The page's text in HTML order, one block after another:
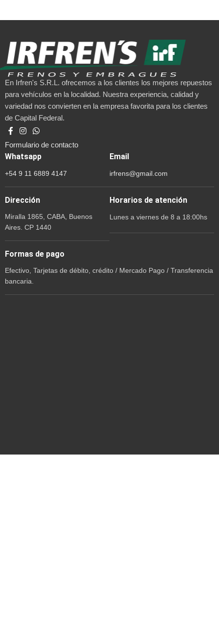
En Irfren's S.R.L. ofrecemos a los clientes los mejores repuestos
para vehículos en la localidad. Nuestra experiencia, calidad y
variedad nos convierten en la empresa favorita para los clientes
de Capital Federal.
Formulario de contacto
Whatsapp
+54 9 11 6889 4147
Email
irfrens@gmail.com
Dirección
Miralla 1865, CABA, Buenos
Aires. CP 1440
Horarios de atención
Lunes a viernes de 8 a 18:00hs
Formas de pago
Efectivo, Tarjetas de débito, crédito / Mercado Pago / Transferencia
bancaria.